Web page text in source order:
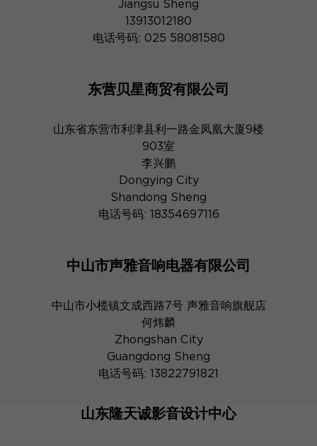
Jiangsu Sheng
13913012180
电话号码: 025 58081580
东营贝星商贸有限公司
山东省东营市利津县利一路金凤凰大厦9楼
903室
李兴鹏
Dongying City
Shandong Sheng
电话号码: 18354697116
中山市声雅音响电器有限公司
中山市小榄镇文成西路7号 声雅音响旗舰店
何炜麟
Zhongshan City
Guangdong Sheng
电话号码: 13822791821
山东隆天诚影音设计中心